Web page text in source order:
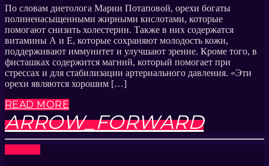
По словам диетолога Марии Потаповой, орехи богаты
полиненасыщенными жирными кислотами, которые
помогают снизить холестерин. Также в них содержатся
витамины А и Е, которые сохраняют молодость кожи,
поддерживают иммунитет и улучшают зрение. Кроме того, в
фисташках содержится магний, который помогает при
стрессах и для стабилизации артериального давления. «Эти
орехи являются хорошим […]
READ MORE
ARROW_FORWARD